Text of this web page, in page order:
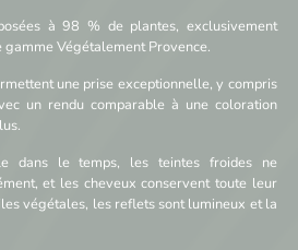
à 98 % de plantes, exclusivement
gamme Végétalement Provence.
une prise exceptionnelle, y compris
un rendu comparable à une coloration
dans le temps, les teintes froides ne
et les cheveux conservent toute leur
végétales, les reflets sont lumineux et la